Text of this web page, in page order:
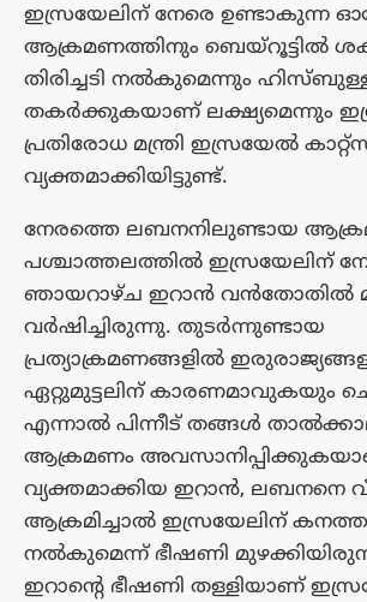
ഇസ്രയേലിന് നേരെ ഉണ്ടാകുന്ന
ആക്രമണത്തിനും ബെയ്റൂട്ടിൽ
തിരിച്ചടി നൽകുമെന്നും
തകർക്കുകയാണ് ലക്ഷ്യമെന്നും
പ്രതിരോധ മന്ത്രി ഇസ്രയേൽ
വ്യക്തമാക്കിയിട്ടുണ്ട്.
നേരത്തെ ലബനനിലുണ്ടായ
പശ്ചാത്തലത്തിൽ ഇസ്രയേലിന്
ഞായറാഴ്‌ച ഇറാൻ
വർഷിച്ചിരുന്നു. തുടർന്നുണ്ടായ
പ്രത്യാക്രമണങ്ങളിൽ
ഏറ്റുമുട്ടലിന് കാരണമാവുകയും
എന്നാൽ പിന്നീട് തങ്ങൾ
ആക്രമണം
വ്യക്തമാക്കിയ ഇറാൻ, ലബനനെ
ആക്രമിച്ചാൽ ഇസ്രയേലിന് കനത്ത
നൽകുമെന്ന് ഭീഷണി
ഇറാന്റെ ഭീഷണി തള്ളിയാണ്